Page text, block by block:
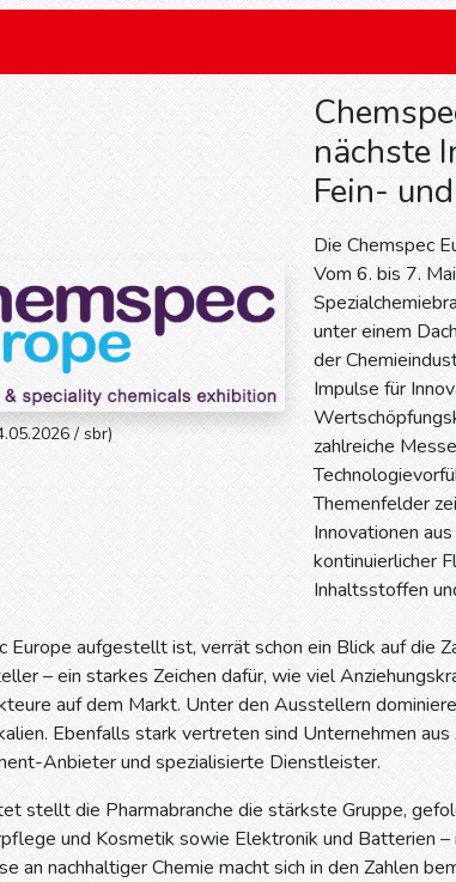
/ sbr)
nächste
Fein-
Die Chemspec
Vom 6. bis 7.
unter einem
der
Impulse für
zahlreiche
Themenfelder
Innovationen
kontinuierlicher
Inhaltsstoffen
Europe aufgestellt ist, verrät schon ein Blick auf die
– ein starkes Zeichen dafür, wie viel
auf dem Markt. Unter den Ausstellern
Ebenfalls stark vertreten sind Unternehmen
Anbieter und spezialisierte Dienstleister.
stellt die Pharmabranche die stärkste Gruppe,
und Kosmetik sowie Elektronik und Batterien
an nachhaltiger Chemie macht sich in den Zahlen